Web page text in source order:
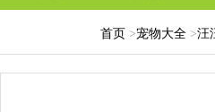
首页 >宠物大全 >汪